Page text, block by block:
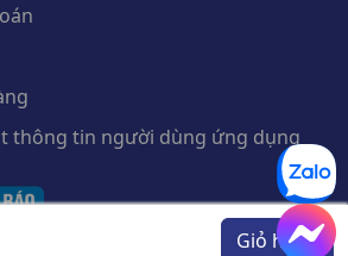
Giỏ hàng
thông tin người dùng ứng dụng